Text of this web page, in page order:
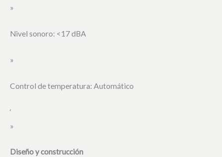
»
Nivel sonoro: <17 dBA
»
Control de temperatura: Automático
‘
»
Diseño y construcción